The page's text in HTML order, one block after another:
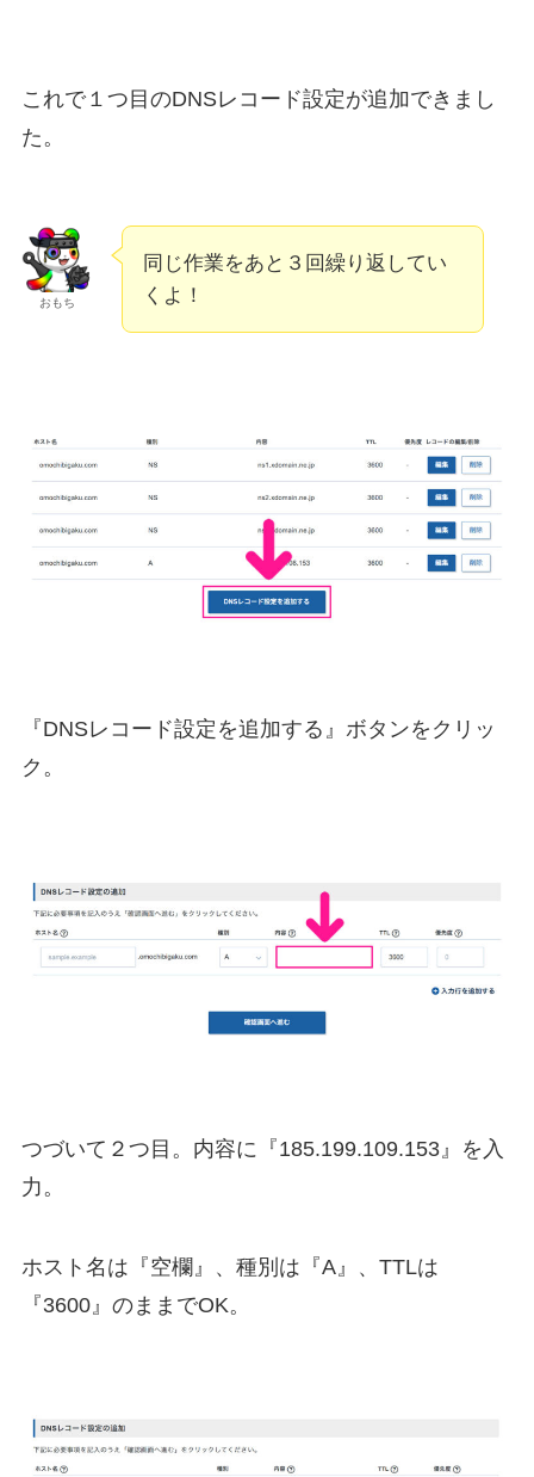
これで１つ目のDNSレコード設定が追加できまし
た。
おもち
同じ作業をあと３回繰り返してい
くよ！
『DNSレコード設定を追加する』ボタンをクリッ
ク。
つづいて２つ目。内容に『185.199.109.153』を入
力。
ホスト名は『空欄』、種別は『A』、TTLは
『3600』のままでOK。